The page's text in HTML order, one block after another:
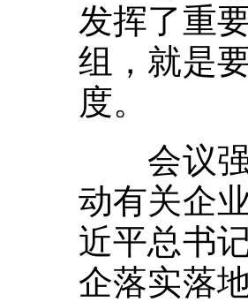
发挥了重
组，就是
度。
会议强
动有关企
近平总书
企落实落